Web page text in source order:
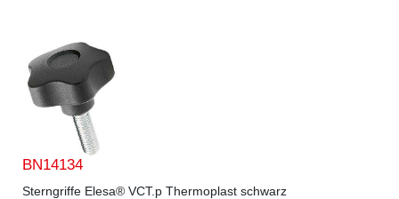
BN14134
Sterngriffe Elesa® VCT.p Thermoplast schwarz